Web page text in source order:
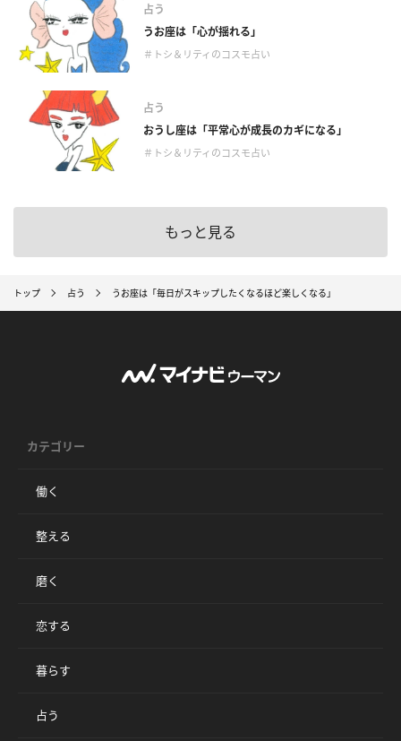
占う
うお座は「心が揺れる」
＃トシ＆リティのコスモ占い
占う
おうし座は「平常心が成長のカギになる」
＃トシ＆リティのコスモ占い
もっと見る
トップ 占う うお座は「毎日がスキップしたくなるほど楽しくなる」
カテゴリー
働く
整える
磨く
恋する
暮らす
占う